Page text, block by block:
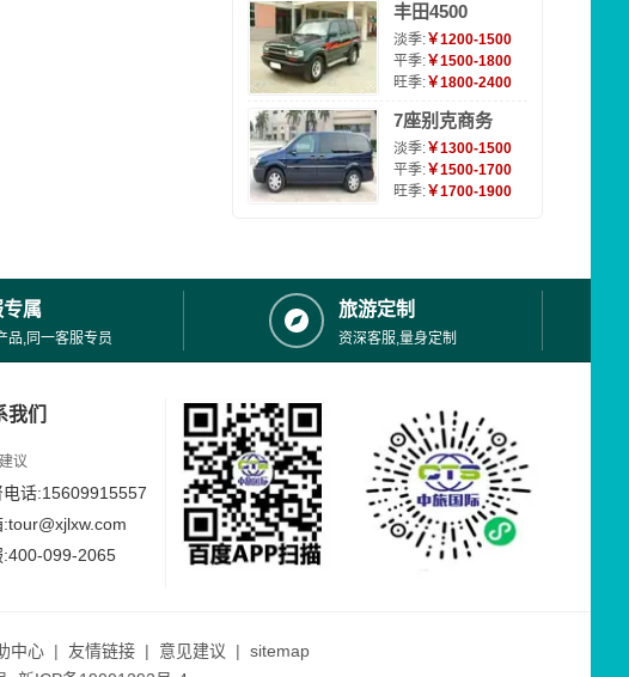
丰田4500
淡季:￥1200-1500
平季:￥1500-1800
旺季:￥1800-2400
7座别克商务
淡季:￥1300-1500
平季:￥1500-1700
旺季:￥1700-1900
属
品,同一客服专员
旅游定制
资深客服,量身定制
我们
议
电话:15609915557
:tour@xjlxw.com
:400-099-2065
中心 | 友情链接 | 意见建议 | sitemap